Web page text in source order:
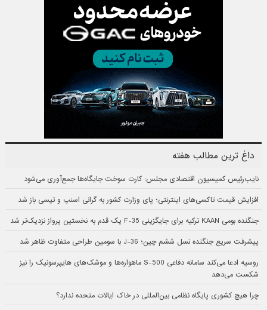
داغ ترین مطالب هفته
نایب‌رئیس کمیسیون اقتصادی مجلس: کارت سوخت جایگاه‌ها جمع‌آوری می‌شود
افزایش قیمت تاکسی‌های اینترنتی؛ پای وزارت کشور به گرانی اسنپ و تپسی باز شد
جنگنده بومی KAAN ترکیه برای جایگزینی F-35 یک قدم به نخستین پرواز نزدیک‌تر شد
پیشرفت سریع جنگنده نسل ششم چین؛ J-36 با سومین طراحی متفاوت ظاهر شد
روسیه ادعا می‌کند سامانه دفاعی S-500 ماهواره‌ها و موشک‌های هایپرسونیک را نیز
شکست می‌دهد
چرا هیچ کشوری پایگاه نظامی بین‌المللی در خاک ایالات متحده ندارد؟